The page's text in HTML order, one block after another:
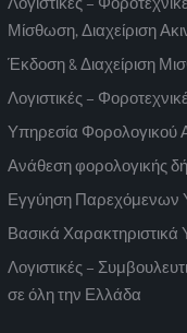
Μίσθωση, Διαχείριση
Έκδοση & Διαχείριση
Λογιστικές –
Υπηρεσία Φορολογικού
Ανάθεση φορολογικής
Εγγύηση Παρεχόμενων
Βασικά
Λογιστικές –
σε όλη την Ελλάδα